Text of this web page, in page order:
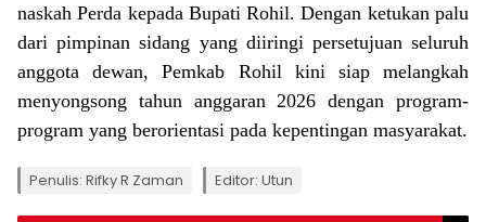
naskah Perda kepada Bupati Rohil. Dengan ketukan palu
dari pimpinan sidang yang diiringi persetujuan seluruh
anggota dewan, Pemkab Rohil kini siap melangkah
menyongsong tahun anggaran 2026 dengan program-
program yang berorientasi pada kepentingan masyarakat.
Penulis: Rifky R Zaman Editor: Utun